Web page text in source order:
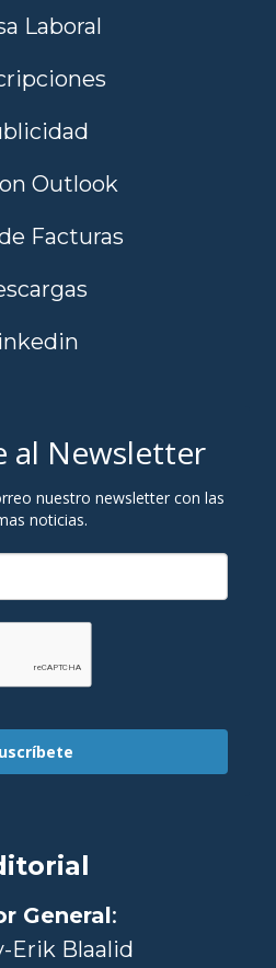
Laboral
Outlook
Facturas
al Newsletter
nuestro newsletter con las
noticias.
General:
Erik Blaalid